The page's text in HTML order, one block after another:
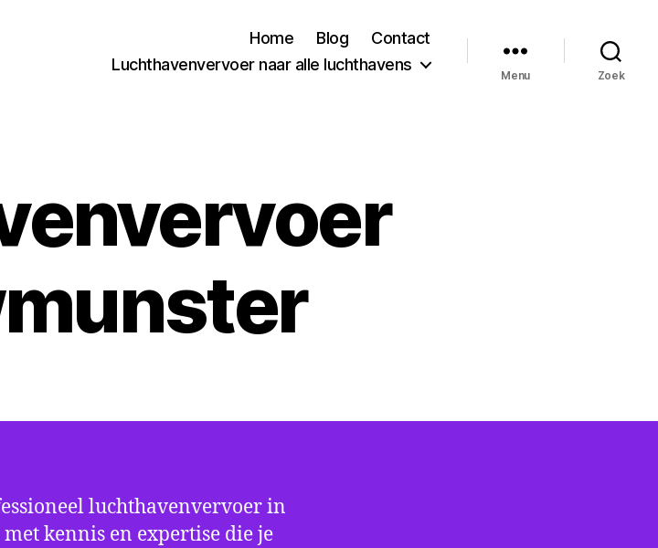
Home Blog
Contact
Luchthavenvervoer naar alle luchthavens
Menu Zoek
luchthavenvervoer in
kennis en expertise die je